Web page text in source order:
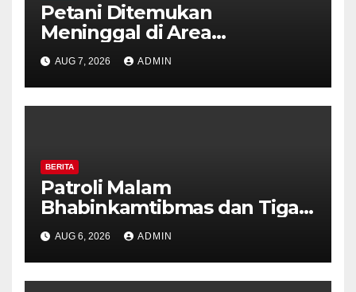
Petani Ditemukan
Meninggal di Area
Persawahan Kalibeji, Polisi
Pastikan Tidak Ada Tanda
Kekerasan
AUG 7, 2026 ADMIN
BERITA
Patroli Malam
Bhabinkamtibmas dan Tiga
Pilar Kelurahan Ungaran
Perkuat Kamtibmas, Warga
Diajak Aktifkan Ronda
AUG 6, 2026 ADMIN